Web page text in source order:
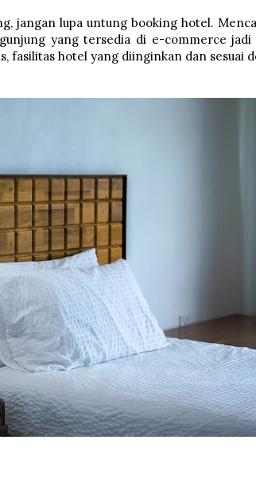
jangan lupa untung booking hotel.
yang tersedia di e-commerce
fasilitas hotel yang diinginkan dan sesuai